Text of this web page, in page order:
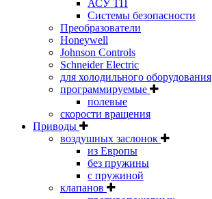
АСУ ТП
Системы безопасности
Преобразователи
Honeywell
Johnson Controls
Schneider Electric
для холодильного оборудования
программируемые
полевые
скорости вращения
Приводы
воздушных заслонок
из Европы
без пружины
с пружиной
клапанов